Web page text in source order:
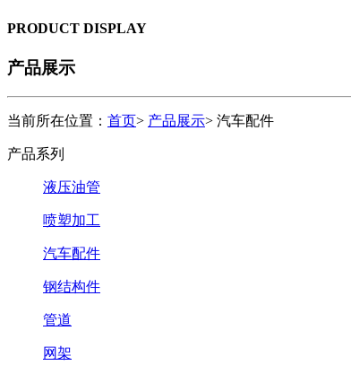
PRODUCT DISPLAY
产品展示
当前所在位置： 首页> 产品展示> 汽车配件
产品系列
液压油管
喷塑加工
汽车配件
钢结构件
管道
网架